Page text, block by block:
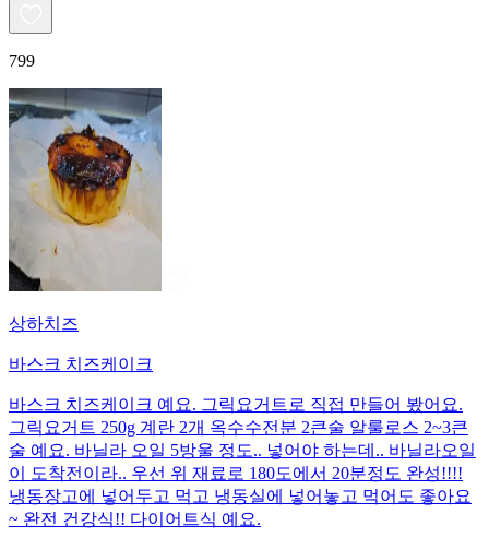
799
상하치즈
바스크 치즈케이크
바스크 치즈케이크 예요. 그릭요거트로 직접 만들어 봤어요.
그릭요거트 250g 계란 2개 옥수수전분 2큰술 알룰로스 2~3큰
술 예요. 바닐라 오일 5방울 정도.. 넣어야 하는데.. 바닐라오일
이 도착전이라.. 우선 위 재료로 180도에서 20분정도 완성!!!!
냉동장고에 넣어두고 먹고 냉동실에 넣어놓고 먹어도 좋아요
~ 완전 건강식!! 다이어트식 예요.